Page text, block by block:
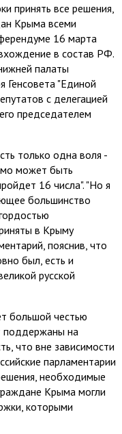
принять все решения,
Крыма всеми
16 марта
в состав РФ.
палаты
Генсовета "Единой
с делегацией
председателем
только одна воля -
может быть
16 числа". "Но я
большинство
в Крыму
пояснив, что
был, есть и
русской
большой честью
поддержаны на
что вне зависимости
парламентарии
необходимые
Крыма могли
которыми